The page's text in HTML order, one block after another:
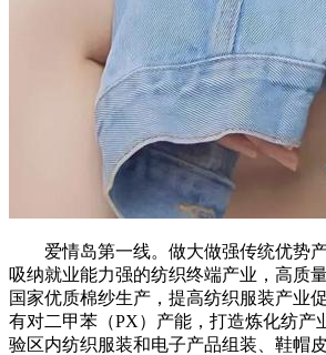
爱情岛第一线。做大做强传统优势产
吸纳就业能力强的纺织终端产业，高质
国家优质棉纱生产，提高纺织服装产业
有对二甲苯（PX）产能，打造炼化纺产
验区内纺织服装和电子产品组装、鞋帽